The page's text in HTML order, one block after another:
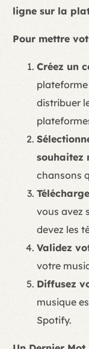
ligne sur la
Pour mettre
Créez un
distribuer
souhaitez
chansons
vous avez
devez les
Validez
votre
Diffusez
musique
Spotify.